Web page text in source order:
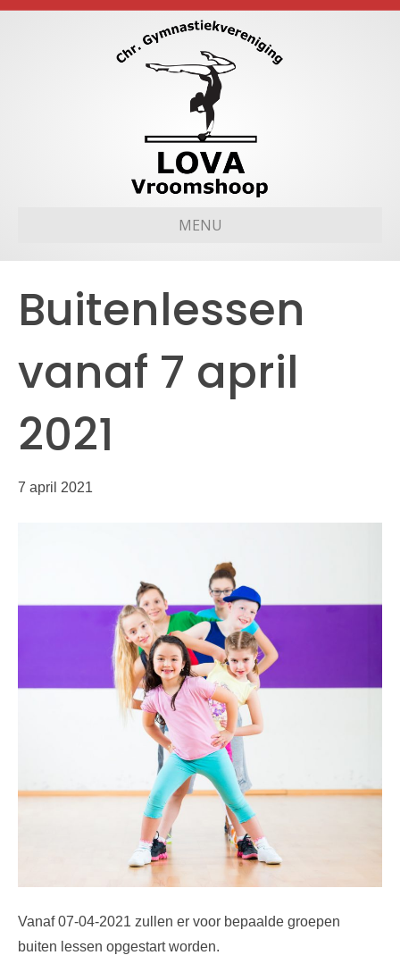
MENU
Buitenlessen
vanaf 7 april
2021
7 april 2021
Vanaf 07-04-2021 zullen er voor bepaalde groepen
buiten lessen opgestart worden.